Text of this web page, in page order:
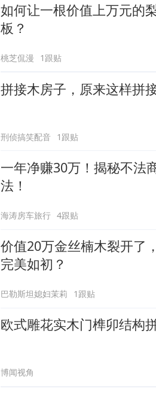
如何让一根价值上万元的
板？
桃芝侃漫 1跟贴
拼接木房子，原来这样拼
刑侦搞笑配音 1跟贴
一年净赚30万！揭秘不法
法！
海涛房车旅行 4跟贴
价值20万金丝楠木裂开了
完美如初？
巴勒斯坦媳妇茉莉 1跟贴
欧式雕花实木门榫卯结构
博闻视角